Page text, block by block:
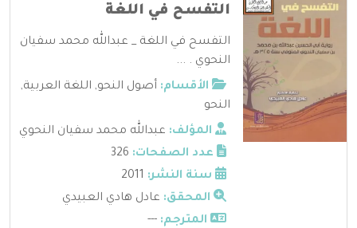
التفسح في اللغة
التفسح في اللغة _ عبدالله محمد سفيان
النحوي . ...
الأقسام: أصول النحو, اللغة العربية,
النحو
المؤلف: عبدالله محمد سفيان النحوي
عدد الصفحات:
سنة النشر:
المحقق: عادل هادي العبيدي
المترجم: ---